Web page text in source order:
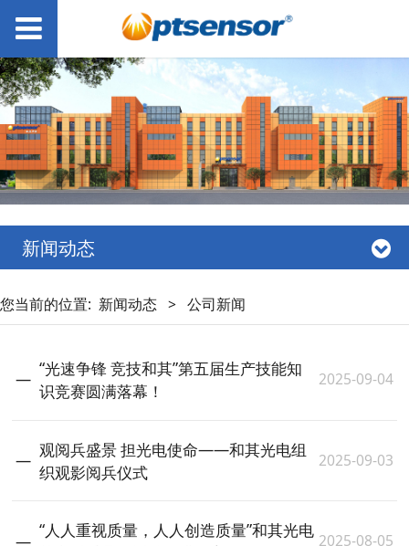
新闻动态
您当前的位置: 新闻动态 > 公司新闻
“光速争锋 竞技和其”第五届生产技能知
识竞赛圆满落幕！
2025-09-04
观阅兵盛景 担光电使命——和其光电组
织观影阅兵仪式
2025-09-03
“人人重视质量，人人创造质量”和其光电
2025-08-05